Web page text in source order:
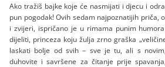
Ako tražiš bajke koje će nasmijati i djecu i
pun pogodak! Ovih sedam najpoznatijih priča,
i zvijeri, ispričano je u rimama punim
dijeliti, princeza koju žulja zrno graška
laskati bolje od svih – sve je tu, ali s
duhovite i savršene za čitanje prije